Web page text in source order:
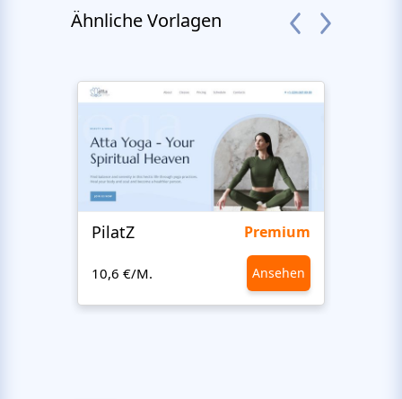
Ähnliche Vorlagen
PilatZ Premium
10,6 €/M. Ansehen